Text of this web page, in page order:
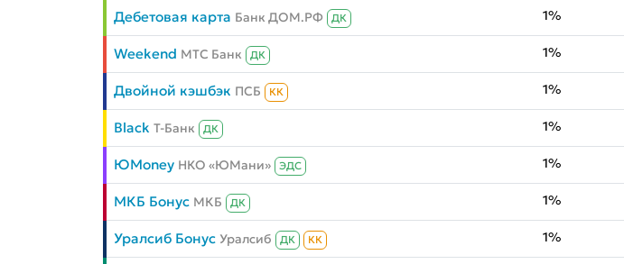
Дебетовая карта Банк ДОМ.РФ ДК 1%
Weekend МТС Банк ДК 1%
Двойной кэшбэк ПСБ КК 1%
Black Т-Банк ДК 1%
ЮMoney НКО «ЮМани» ЭДС 1%
МКБ Бонус МКБ ДК 1%
Уралсиб Бонус Уралсиб ДК КК 1%